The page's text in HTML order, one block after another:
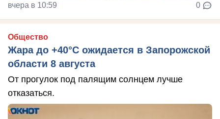
вчера в 10:59 0
Общество
Жара до +40°С ожидается в Запорожской
области 8 августа
От прогулок под палящим солнцем лучше
отказаться.